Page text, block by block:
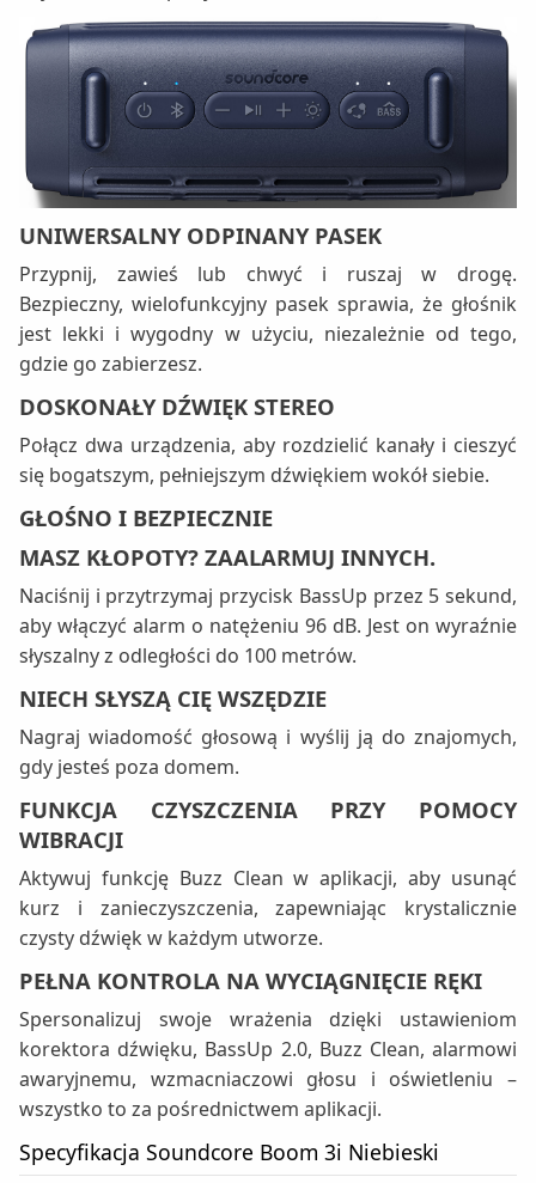
UNIWERSALNY ODPINANY PASEK
Przypnij, zawieś lub chwyć i ruszaj w drogę.
Bezpieczny, wielofunkcyjny pasek sprawia, że głośnik
jest lekki i wygodny w użyciu, niezależnie od tego,
gdzie go zabierzesz.
DOSKONAŁY DŹWIĘK STEREO
Połącz dwa urządzenia, aby rozdzielić kanały i cieszyć
się bogatszym, pełniejszym dźwiękiem wokół siebie.
GŁOŚNO I BEZPIECZNIE
MASZ KŁOPOTY? ZAALARMUJ INNYCH.
Naciśnij i przytrzymaj przycisk BassUp przez 5 sekund,
aby włączyć alarm o natężeniu 96 dB. Jest on wyraźnie
słyszalny z odległości do 100 metrów.
NIECH SŁYSZĄ CIĘ WSZĘDZIE
Nagraj wiadomość głosową i wyślij ją do znajomych,
gdy jesteś poza domem.
FUNKCJA CZYSZCZENIA PRZY POMOCY
WIBRACJI
Aktywuj funkcję Buzz Clean w aplikacji, aby usunąć
kurz i zanieczyszczenia, zapewniając krystalicznie
czysty dźwięk w każdym utworze.
PEŁNA KONTROLA NA WYCIĄGNIĘCIE RĘKI
Spersonalizuj swoje wrażenia dzięki ustawieniom
korektora dźwięku, BassUp 2.0, Buzz Clean, alarmowi
awaryjnemu, wzmacniaczowi głosu i oświetleniu –
wszystko to za pośrednictwem aplikacji.
Specyfikacja Soundcore Boom 3i Niebieski